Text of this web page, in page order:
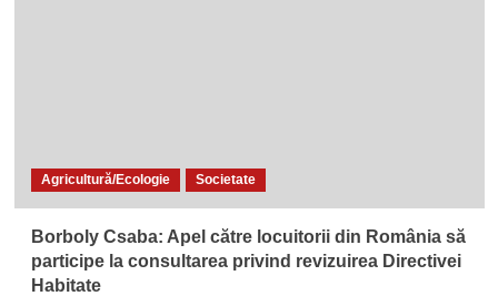
Agricultură/Ecologie Societate
Borboly Csaba: Apel către locuitorii din România să
participe la consultarea privind revizuirea Directivei
Habitate